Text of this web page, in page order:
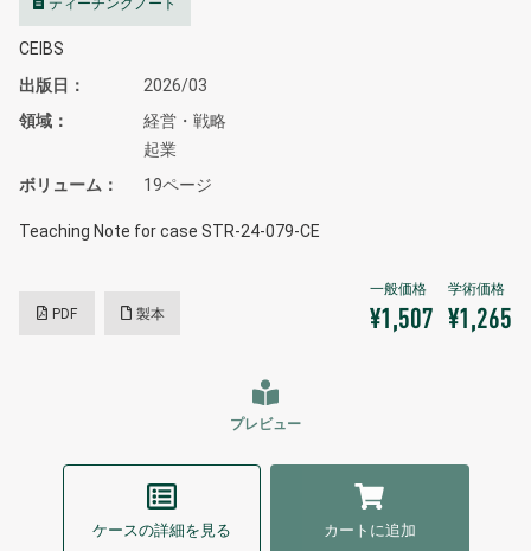
ティーチングノート
CEIBS
出版日
2026/03
領域
経営・戦略
起業
ボリューム
19ページ
Teaching Note for case STR-24-079-CE
PDF 製本 ¥1,507 ¥1,265
プレビュー
ケースの詳細を見る カートに追加